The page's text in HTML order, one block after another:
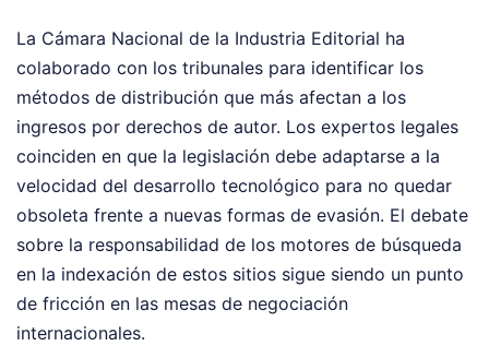
La Cámara Nacional de la Industria Editorial ha
colaborado con los tribunales para identificar los
métodos de distribución que más afectan a los
ingresos por derechos de autor. Los expertos legales
coinciden en que la legislación debe adaptarse a la
velocidad del desarrollo tecnológico para no quedar
obsoleta frente a nuevas formas de evasión. El debate
sobre la responsabilidad de los motores de búsqueda
en la indexación de estos sitios sigue siendo un punto
de fricción en las mesas de negociación
internacionales.